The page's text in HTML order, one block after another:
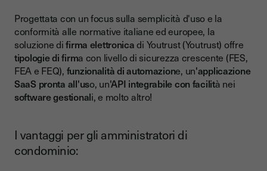
Progettata con un focus sulla semplicità d'uso e la
conformità alle normative italiane ed europee, la
soluzione difirma elettronicadi Youtrust (Youtrust) offre
tipologie di firma con livello di sicurezza crescente (FES,
FEA e FEQ), funzionalità di automazione, un'applicazione
SaaS pronta all'uso, un'API integrabile con facilità nei
software gestionali, e molto altro!
I vantaggi per gli amministratori di
condominio: